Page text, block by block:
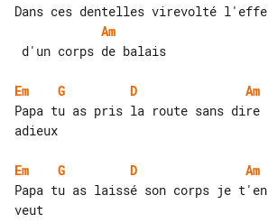
Am
Em G D
Am
Papa tu as pris la route sans dire
adieux
Em G D
Am
Papa tu as laissé son corps je t'en
veut